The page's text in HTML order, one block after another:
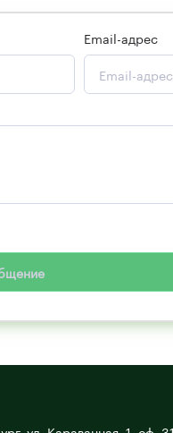
Email-адрес
с